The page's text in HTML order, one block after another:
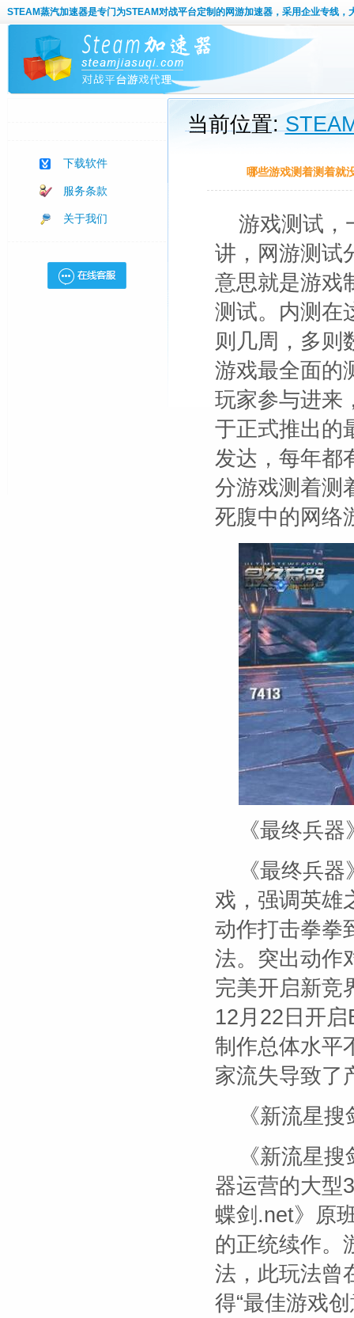
STEAM蒸汽加速器是专门为STEAM对战平台定制的网游加速器，采用企业专线，
下载软件
服务条款
关于我们
当前位置:
哪些游戏测着测着就
游戏测试，
讲，网游测试
意思就是游戏
测试。内测在
则几周，多则
游戏最全面的
玩家参与进来
于正式推出的
发达，每年都
分游戏测着测
死腹中的网络
《最终兵器
《最终兵
戏，强调英雄
动作打击拳拳
法。突出动作
完美开启新竞
12月22日开
制作总体水平
家流失导致了
《新流星
《新流星
器运营的大型
蝶剑.net》原
的正统续作。
法，此玩法曾
得“最佳游戏